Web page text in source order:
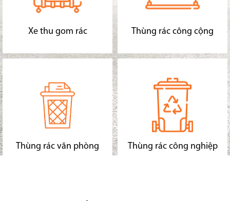
Xe thu gom rác Thùng rác công cộng
Thùng rác văn phòng Thùng rác công nghiệp